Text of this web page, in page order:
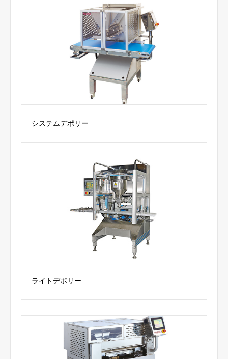
システムデポリー
ライトデポリー